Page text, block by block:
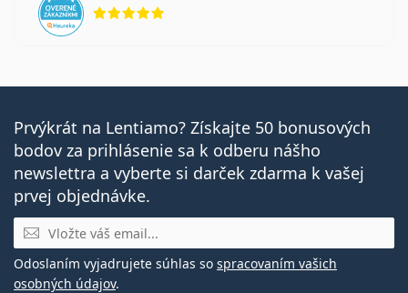
Prvýkrát na Lentiamo? Získajte 50 bonusových
bodov za prihlásenie sa k odberu nášho
newslettra a vyberte si darček zdarma k vašej
prvej objednávke.
E-mail
Odoslaním vyjadrujete súhlas so spracovaním vašich
osobných údajov.